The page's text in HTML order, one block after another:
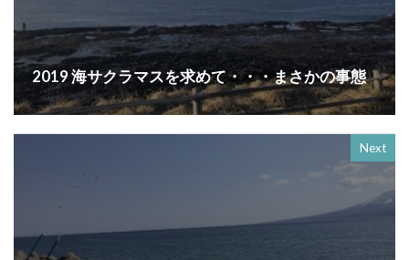
2019 海サクラマスを求めて・・・まさかの事態
Next